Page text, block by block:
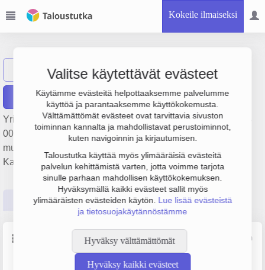
Kokeile ilmaiseksi
Valitse käytettävät evästeet
Käytämme evästeitä helpottaaksemme palvelumme
käyttöä ja parantaaksemme käyttökokemusta.
Välttämättömät evästeet ovat tarvittavia sivuston
toiminnan kannalta ja mahdollistavat perustoiminnot,
kuten navigoinnin ja kirjautumisen.
Taloustutka käyttää myös ylimääräisiä evästeitä
palvelun kehittämistä varten, jotta voimme tarjota
sinulle parhaan mahdollisen käyttökokemuksen.
Hyväksymällä kaikki evästeet sallit myös
ylimääräisten evästeiden käytön. Lue lisää evästeistä
ja tietosuojakäytännöstämme
Hyväksy välttämättömät
Hyväksy kaikki evästeet
Näytä haku MSK Plast Oy
Raportit
Yrityksen MSK Plast Oy liikevaihto on 36.4 milj. €, tulos 923
000 € ja henkilöstömäärä 217. Sen päätoimiala on Muiden
muovituotteiden valmistus, perustamisvuosi 1978 ja sijainti
Kauhava. Yrityksen yhtiömuoto Osakeyhtiö (OY).
Perustiedot Tilinpäätösluvut Päättäjätiedot
Lähde: YTJ, PRH, Traficom
Henkilöstömäärä